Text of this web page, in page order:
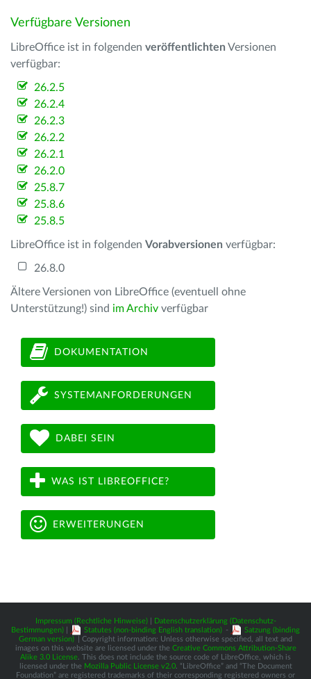
Verfügbare Versionen
LibreOffice ist in folgenden veröffentlichten Versionen
verfügbar:
26.2.5
26.2.4
26.2.3
26.2.2
26.2.1
26.2.0
25.8.7
25.8.6
25.8.5
LibreOffice ist in folgenden Vorabversionen verfügbar:
26.8.0
Ältere Versionen von LibreOffice (eventuell ohne
Unterstützung!) sind im Archiv verfügbar
DOKUMENTATION
SYSTEMANFORDERUNGEN
DABEI SEIN
WAS IST LIBREOFFICE?
ERWEITERUNGEN
Impressum (Rechtliche Hinweise)|
Datenschutzerklärung (Datenschutz-
Bestimmungen)
Statutes (non-binding English translation) -
Satzung (binding
German version)
| Copyright information: Unless otherwise specified, all text and
images on this website are licensed under the Creative Commons Attribution-Share
Alike 3.0 License . This does not include the source code of LibreOffice, which is
licensed under the Mozilla Public License v2.0. “LibreOffice” and “The Document
Foundation” are registered trademarks of their corresponding registered owners or